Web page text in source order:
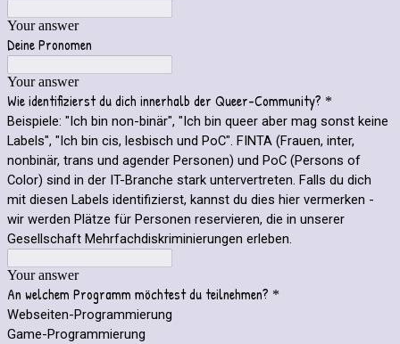
Your answer
Deine Pronomen
Your answer
Wie identifizierst du dich innerhalb der Queer-Community? *
Beispiele: "Ich bin non-binär", "Ich bin queer aber mag sonst keine
Labels", "Ich bin cis, lesbisch und PoC". FINTA (Frauen, inter,
nonbinär, trans und agender Personen) und PoC (Persons of
Color) sind in der IT-Branche stark untervertreten. Falls du dich
mit diesen Labels identifizierst, kannst du dies hier vermerken -
wir werden Plätze für Personen reservieren, die in unserer
Gesellschaft Mehrfachdiskriminierungen erleben.
Your answer
An welchem Programm möchtest du teilnehmen? *
Webseiten-Programmierung
Game-Programmierung